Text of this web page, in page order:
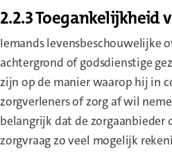
2.2.3 Toegankelijkheid
Iemands levensbeschouwelijke
achtergrond of godsdienstige
zijn op de manier waarop hij in
zorgverleners of zorg af wil
belangrijk dat de zorgaanbieder
zorgvraag zo veel mogelijk